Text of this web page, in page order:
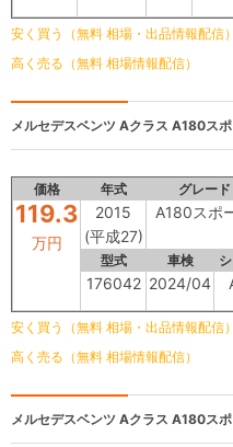
安く買う（無料 相場・出品情報配信）
高く売る（無料 相場情報配信）
メルセデスベンツ Aクラス A180ス
価格 年式 グレード
119.3
万円
2015
(平成27)
A180スポ
型式 車検
176042 2024/04
安く買う（無料 相場・出品情報配信）
高く売る（無料 相場情報配信）
メルセデスベンツ Aクラス A180ス